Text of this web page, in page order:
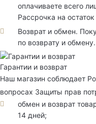
оплачиваете всего
Рассрочка на
Возврат и обмен.
по возврату и обмену.
Гарантии и возврат
Наш магазин соблюдает
вопросах Защиты прав
обмен и возврат
14 дней;